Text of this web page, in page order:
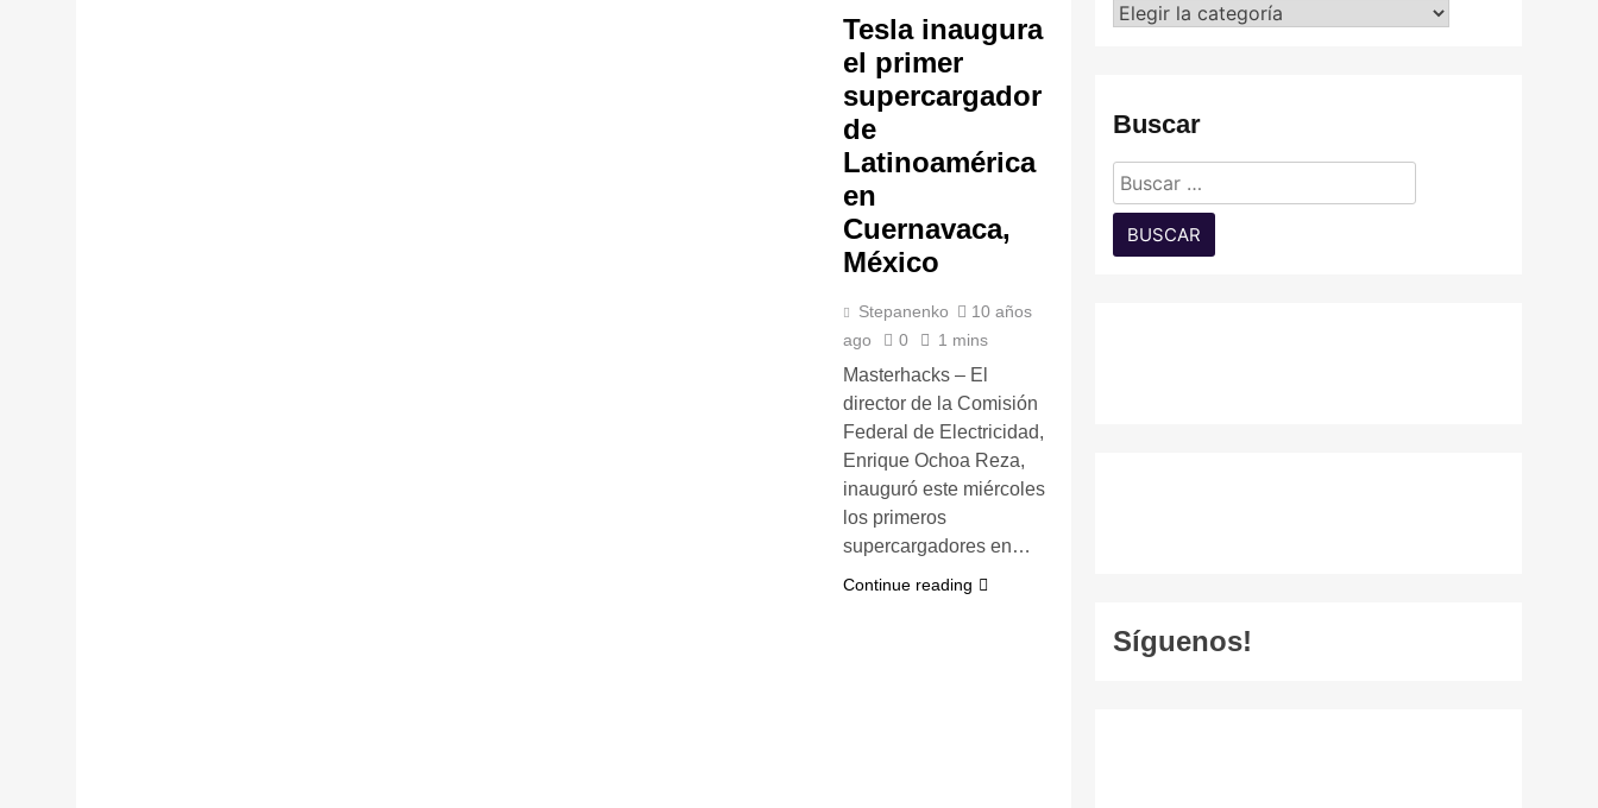
Tesla inaugura
el primer
supercargador
de
Latinoamérica
en
Cuernavaca,
México
Stepanenko
10 años
ago
0 1 mins
Masterhacks – El
director de la Comisión
Federal de Electricidad,
Enrique Ochoa Reza,
inauguró este miércoles
los primeros
supercargadores en…
Continue reading
Categorías
Buscar
Buscar:
Síguenos!